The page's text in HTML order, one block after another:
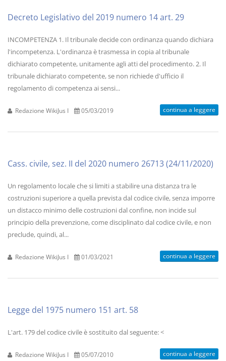
Decreto Legislativo del 2019 numero 14 art. 29
INCOMPETENZA 1. Il tribunale decide con ordinanza quando dichiara
l'incompetenza. L'ordinanza è trasmessa in copia al tribunale
dichiarato competente, unitamente agli atti del procedimento. 2. Il
tribunale dichiarato competente, se non richiede d'ufficio il
regolamento di competenza ai sensi...
Redazione WikiJus I 05/03/2019 continua a leggere
Cass. civile, sez. II del 2020 numero 26713 (24/11/2020)
Un regolamento locale che si limiti a stabilire una distanza tra le
costruzioni superiore a quella prevista dal codice civile, senza imporre
un distacco minimo delle costruzioni dal confine, non incide sul
principio della prevenzione, come disciplinato dal codice civile, e non
preclude, quindi, al...
Redazione WikiJus I 01/03/2021 continua a leggere
Legge del 1975 numero 151 art. 58
L'art. 179 del codice civile è sostituito dal seguente: <
Redazione WikiJus I 05/07/2010 continua a leggere